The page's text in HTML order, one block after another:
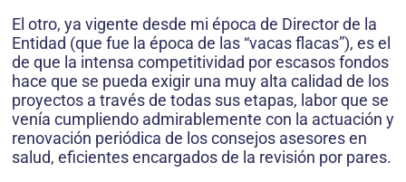
El otro, ya vigente desde mi época de Director de la
Entidad (que fue la época de las “vacas flacas”), es el
de que la intensa competitividad por escasos fondos
hace que se pueda exigir una muy alta calidad de los
proyectos a través de todas sus etapas, labor que se
venía cumpliendo admirablemente con la actuación y
renovación periódica de los consejos asesores en
salud, eficientes encargados de la revisión por pares.